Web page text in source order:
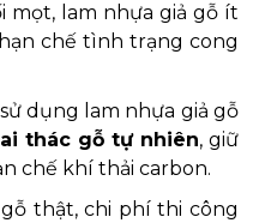
mọt, lam nhựa giả gỗ ít
chế tình trạng cong
sử dụng lam nhựa giả gỗ
thác gỗ tự nhiên, giữ
chế khí thải carbon.
gỗ thật, chi phí thi công